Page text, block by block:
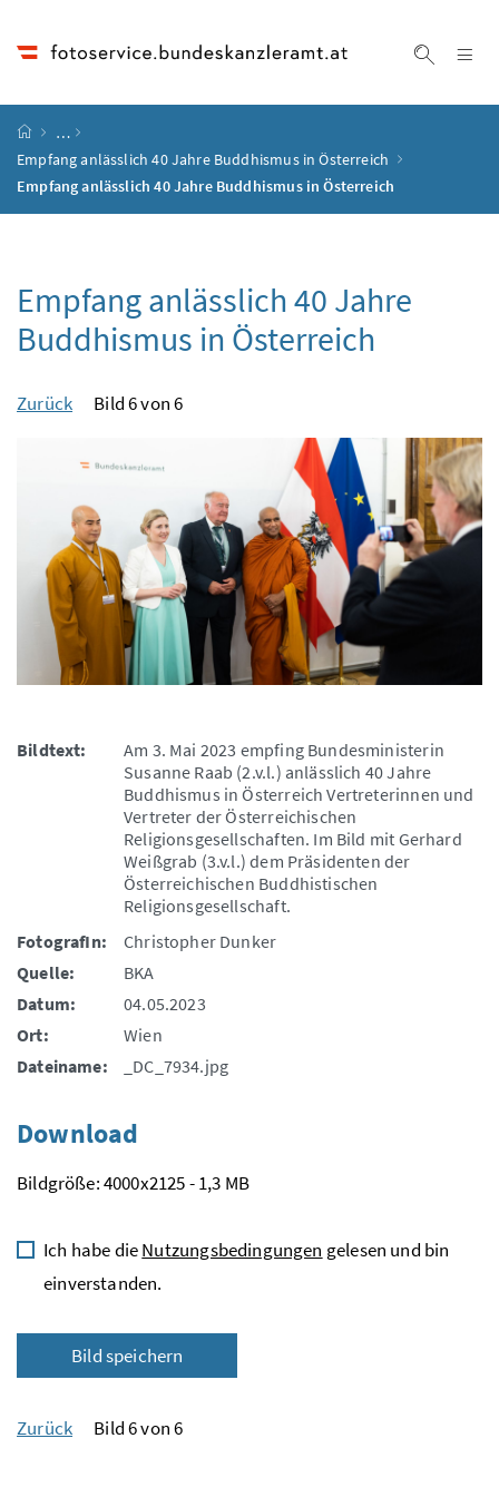
Startseite
…
Empfang anlässlich 40 Jahre Buddhismus in Österreich
Empfang anlässlich 40 Jahre Buddhismus in Österreich
Empfang anlässlich 40 Jahre
Buddhismus in Österreich
Zurück Bild 6 von 6
Bildtext:
Am 3. Mai 2023 empfing Bundesministerin
Susanne Raab (2.v.l.) anlässlich 40 Jahre
Buddhismus in Österreich Vertreterinnen und
Vertreter der Österreichischen
Religionsgesellschaften. Im Bild mit Gerhard
Weißgrab (3.v.l.) dem Präsidenten der
Österreichischen Buddhistischen
Religionsgesellschaft.
FotografIn:
Christopher Dunker
Quelle:
BKA
Datum:
04.05.2023
Ort:
Wien
Dateiname:
_DC_7934.jpg
Download
Bildgröße: 4000x2125 - 1,3 MB
Ich habe dieNutzungsbedingungen gelesen und bin
einverstanden.
Bild speichern
Zurück Bild 6 von 6